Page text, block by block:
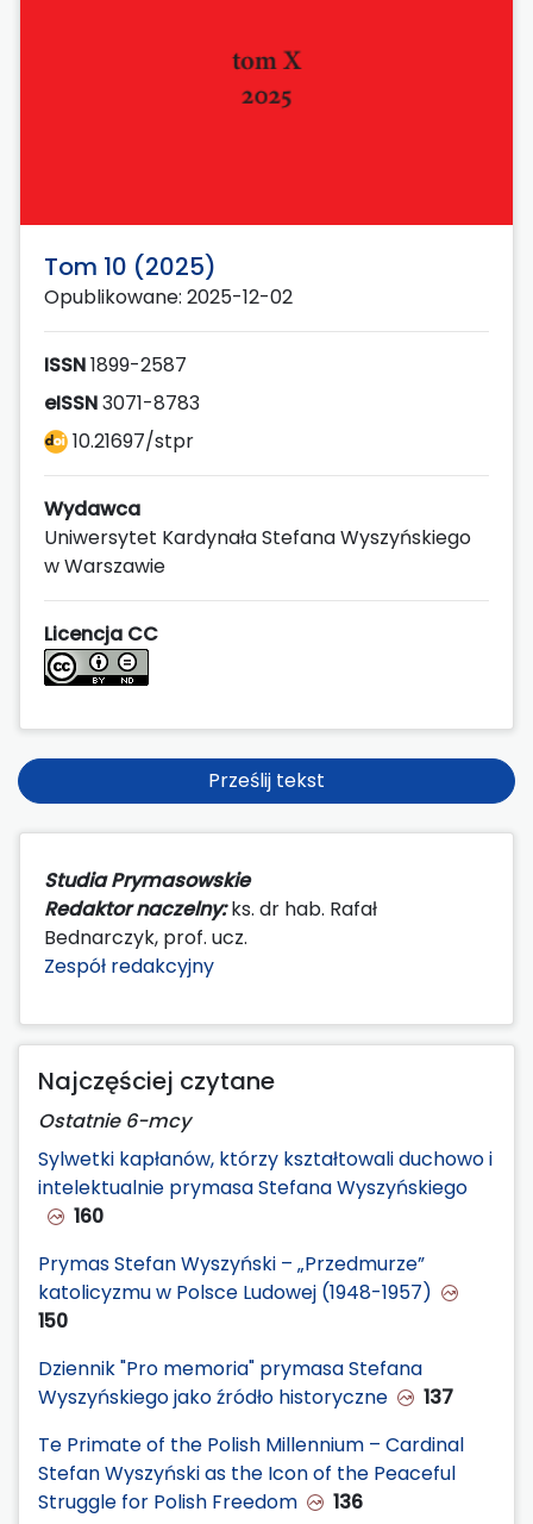
Tom 10 (2025)
Opublikowane: 2025-12-02
ISSN1899-2587
eISSN3071-8783
10.21697/stpr
Wydawca
Uniwersytet Kardynała Stefana Wyszyńskiego
w Warszawie
Licencja CC
Prześlij tekst
Studia Prymasowskie
Redaktor naczelny:ks. dr hab. Rafał
Bednarczyk, prof. ucz.
Zespół redakcyjny
Najczęściej czytane
Ostatnie 6-mcy
Sylwetki kapłanów, którzy kształtowali duchowo i
intelektualnie prymasa Stefana Wyszyńskiego
160
Prymas Stefan Wyszyński – „Przedmurze”
katolicyzmu w Polsce Ludowej (1948-1957)
150
Dziennik "Pro memoria" prymasa Stefana
Wyszyńskiego jako źródło historyczne
137
Te Primate of the Polish Millennium – Cardinal
Stefan Wyszyński as the Icon of the Peaceful
Struggle for Polish Freedom
136